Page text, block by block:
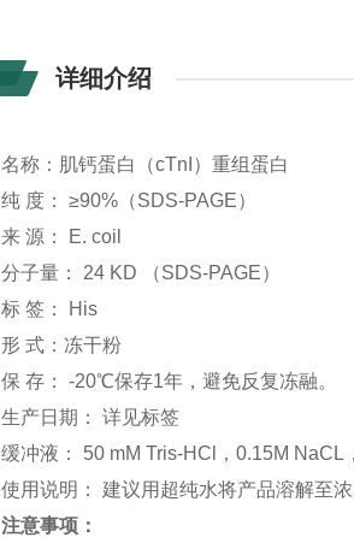
详细介绍
名称 ： 肌钙蛋白（cTnI ）重组蛋白
纯 度：
≥90%（SDS-PAGE）
来 源：
E. coil
分子量：
24 KD （SDS-PAGE）
标 签：
His
形 式： 冻干粉
保 存：
-20℃保存1年，避免反复冻融。
生产日期：
详见标签
缓冲液：
50 mM Tris-HCl，0.15M
使用说明：
建议用超纯水将产品溶解至
注意事项：